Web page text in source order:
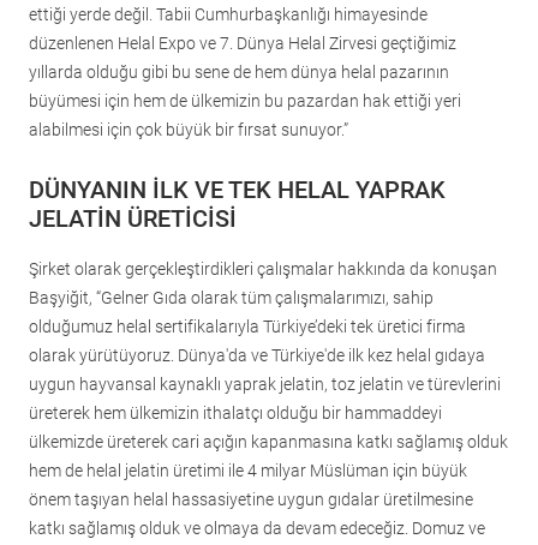
ettiği yerde değil. Tabii Cumhurbaşkanlığı himayesinde
düzenlenen Helal Expo ve 7. Dünya Helal Zirvesi geçtiğimiz
yıllarda olduğu gibi bu sene de hem dünya helal pazarının
büyümesi için hem de ülkemizin bu pazardan hak ettiği yeri
alabilmesi için çok büyük bir fırsat sunuyor.”
DÜNYANIN İLK VE TEK HELAL YAPRAK
JELATİN ÜRETİCİSİ
Şirket olarak gerçekleştirdikleri çalışmalar hakkında da konuşan
Başyiğit, “Gelner Gıda olarak tüm çalışmalarımızı, sahip
olduğumuz helal sertifikalarıyla Türkiye’deki tek üretici firma
olarak yürütüyoruz. Dünya'da ve Türkiye'de ilk kez helal gıdaya
uygun hayvansal kaynaklı yaprak jelatin, toz jelatin ve türevlerini
üreterek hem ülkemizin ithalatçı olduğu bir hammaddeyi
ülkemizde üreterek cari açığın kapanmasına katkı sağlamış olduk
hem de helal jelatin üretimi ile 4 milyar Müslüman için büyük
önem taşıyan helal hassasiyetine uygun gıdalar üretilmesine
katkı sağlamış olduk ve olmaya da devam edeceğiz. Domuz ve